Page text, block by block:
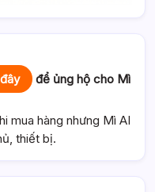
để ủng hộ cho Mì
mua hàng nhưng Mì AI
thiết bị.